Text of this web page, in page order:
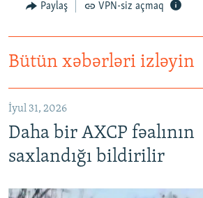
Paylaş VPN-siz açmaq
Bütün xəbərləri izləyin
İyul 31, 2026
Daha bir AXCP fəalının
saxlandığı bildirilir